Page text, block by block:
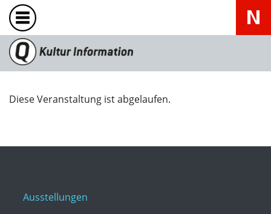
Diese Veranstaltung ist abgelaufen.
Ausstellungen